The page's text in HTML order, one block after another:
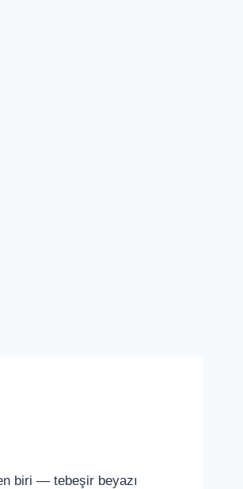
biri — tebeşir beyazı